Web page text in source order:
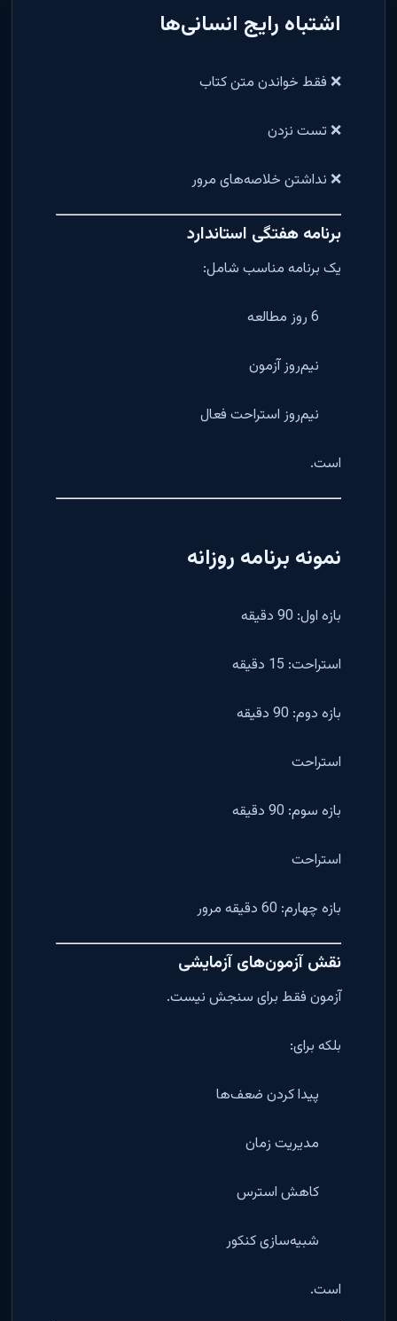
اشتباه رایج انسانی‌ها
❌ فقط خواندن متن کتاب
❌ تست نزدن
❌ نداشتن خلاصه‌های مرور
برنامه هفتگی استاندارد
یک برنامه مناسب شامل:
6 روز مطالعه
نیم‌روز آزمون
نیم‌روز استراحت فعال
است.
نمونه برنامه روزانه
بازه اول: 90 دقیقه
استراحت: 15 دقیقه
بازه دوم: 90 دقیقه
استراحت
بازه سوم: 90 دقیقه
استراحت
بازه چهارم: 60 دقیقه مرور
نقش آزمون‌های آزمایشی
آزمون فقط برای سنجش نیست.
بلکه برای:
پیدا کردن ضعف‌ها
مدیریت زمان
کاهش استرس
شبیه‌سازی کنکور
است.